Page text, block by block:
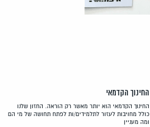
החינוך הקדמאי
החינוך הקדמאי הוא יותר מאשר רק הוראה. החזון שלנו
כולל מחויבות לעזור לתלמידים/ות לפתח תחושה של מי הם
ומה מעניין